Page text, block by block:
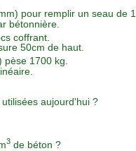
pour remplir un seau de
bétonnière.
coffrant.
50cm de haut.
1700 kg.
aujourd'hui ?
3 de béton ?